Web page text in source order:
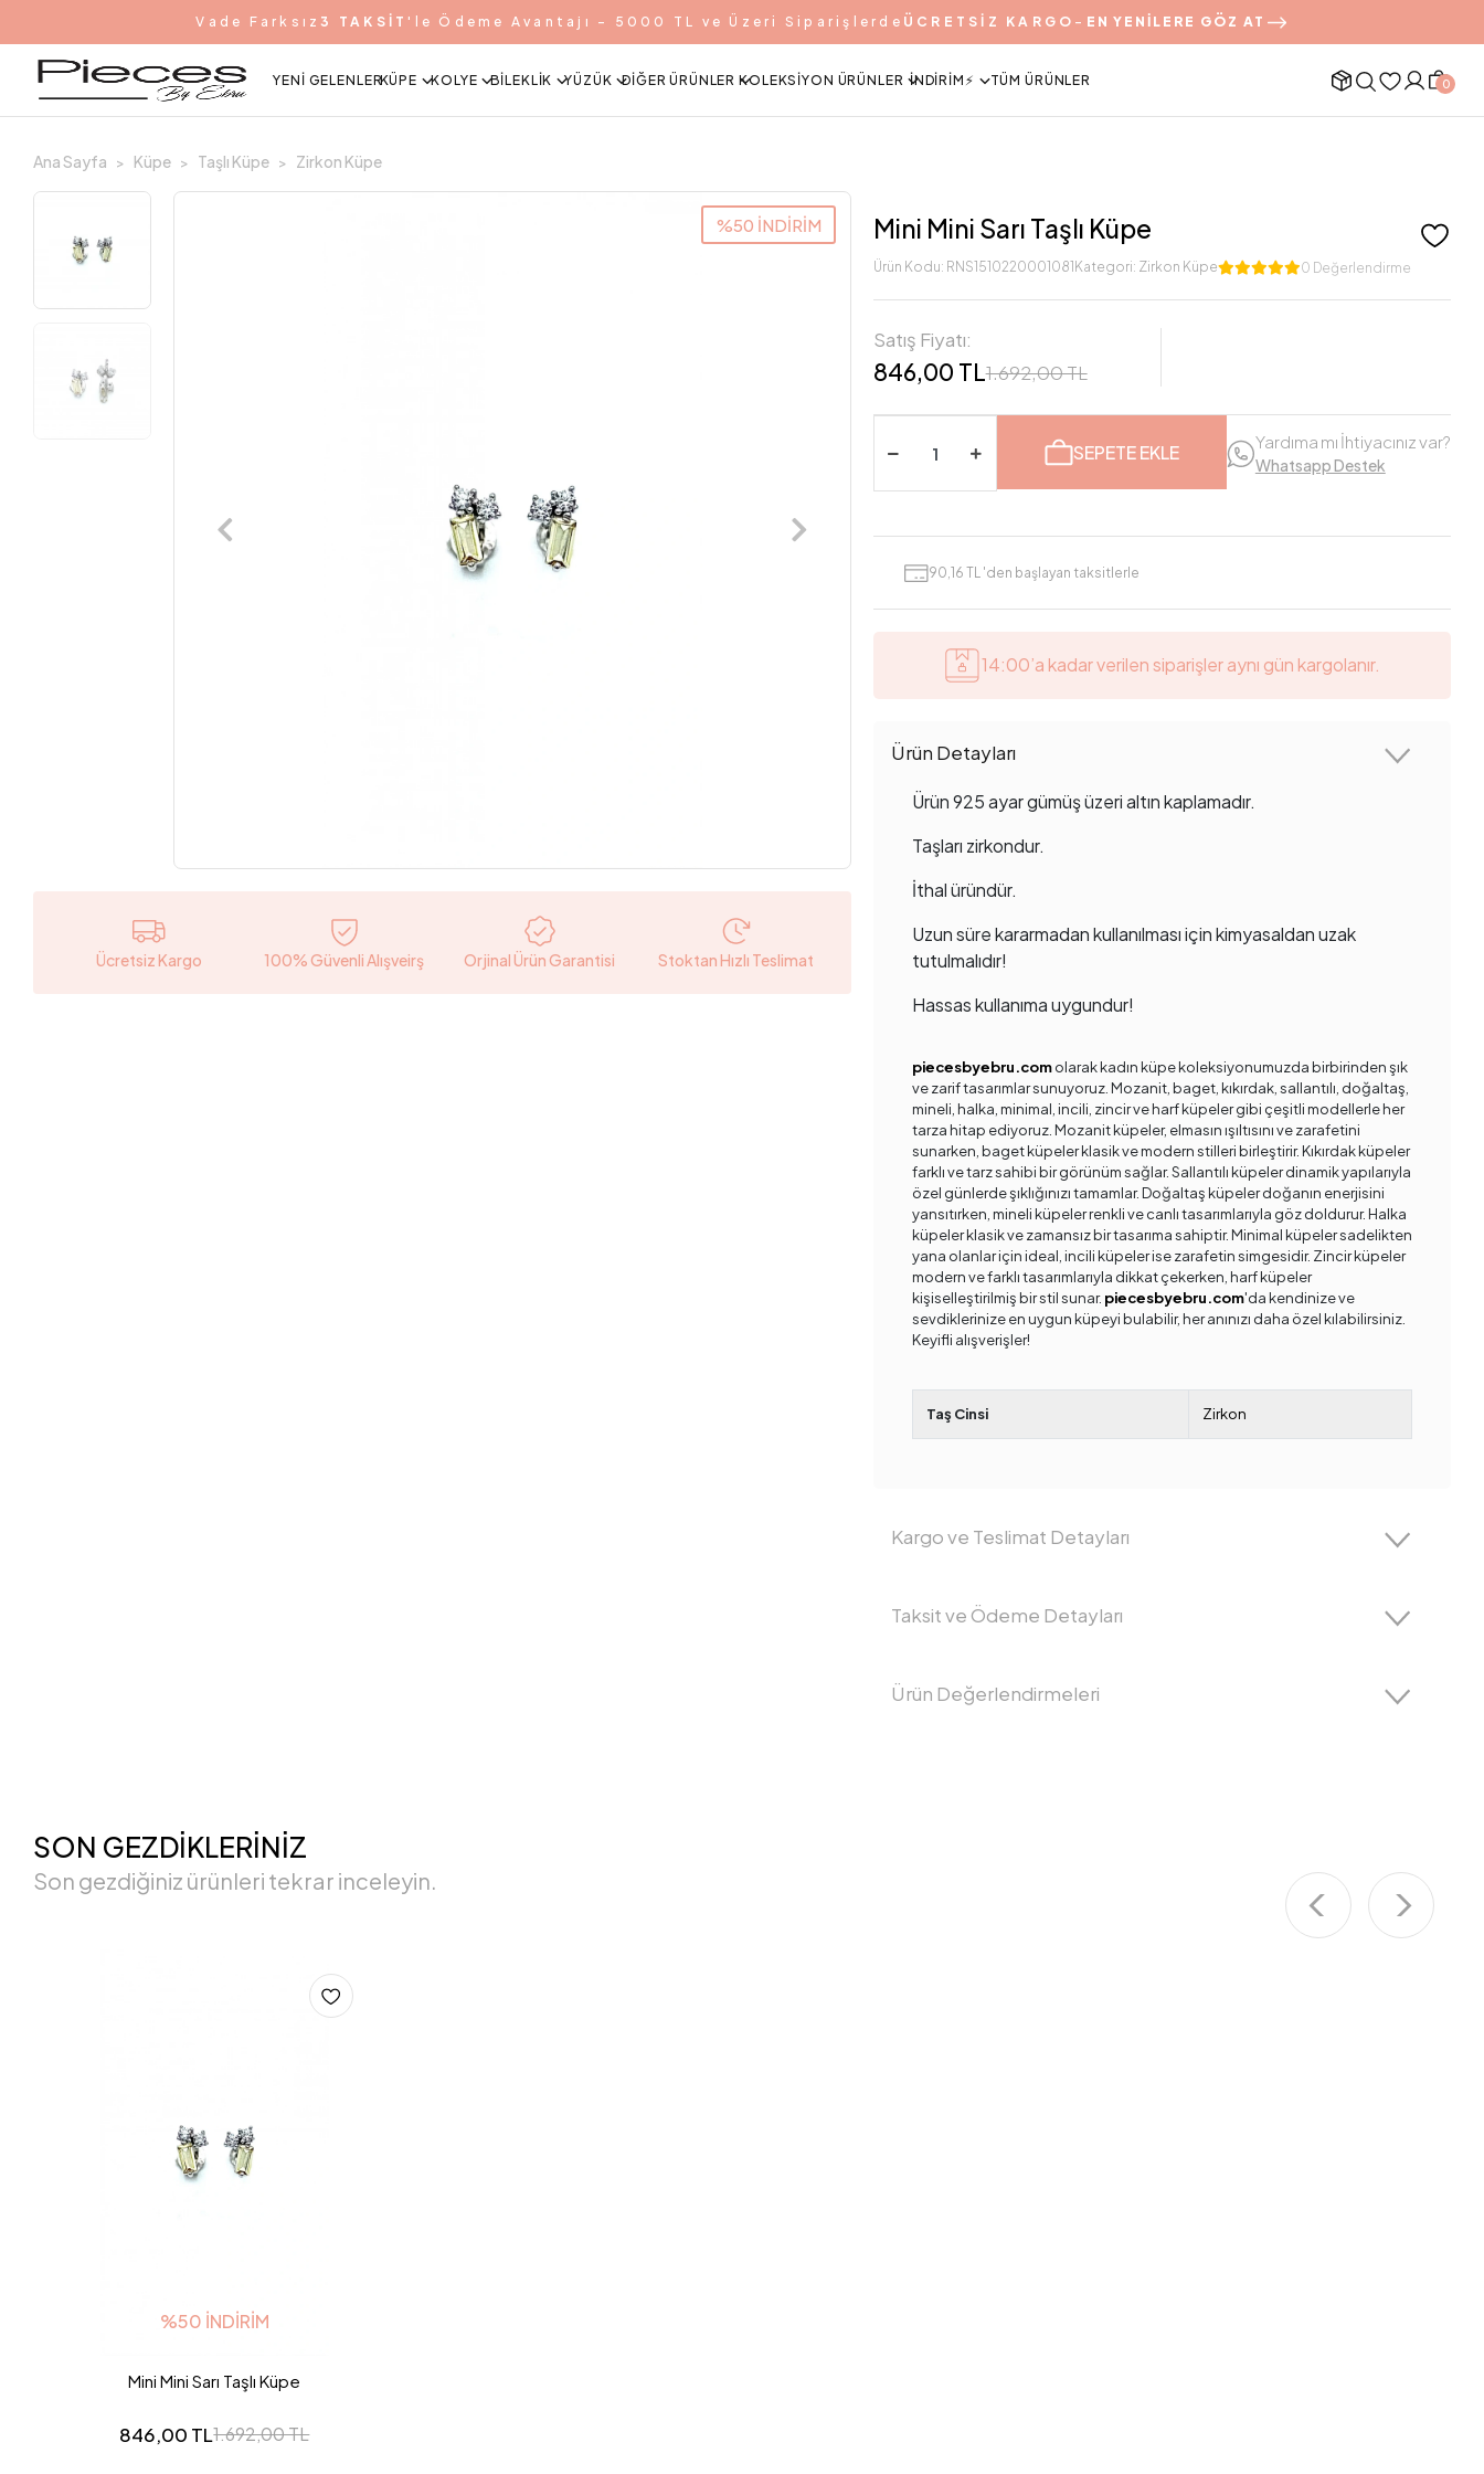
Vade Farksız 3 TAKSİT 'le Ödeme Avantajı - 5000 TL ve Üzeri Siparişlerde ÜCRETSİZ KARGO - EN YENİLERE GÖZ AT
YENI GELENLERKÜPE KOLYE BILEKLIK YÜZÜK DIĞER ÜRÜNLER KOLEKSIYON ÜRÜNLER İNDIRIM⚡️ TÜM ÜRÜNLER 0
Ana Sayfa Küpe Taşlı Küpe Zirkon Küpe
%50 İNDİRİM
Ücretsiz Kargo 100% Güvenli Alışveirş Orjinal Ürün Garantisi Stoktan Hızlı Teslimat
Mini Mini Sarı Taşlı Küpe
Ürün Kodu: RNS1510220001081 Kategori: Zirkon Küpe 0 Değerlendirme
Satış Fiyatı:
846,00 TL1.692,00 TL
SEPETE EKLE Yardıma mı İhtiyacınız var?
Whatsapp Destek
90,16 TL 'den başlayan taksitlerle
14:00’a kadar verilen siparişler aynı gün kargolanır.
Ürün Detayları
Ürün 925 ayar gümüş üzeri altın kaplamadır.
Taşları zirkondur.
İthal üründür.
Uzun süre kararmadan kullanılması için kimyasaldan uzak
tutulmalıdır!
Hassas kullanıma uygundur!
piecesbyebru.comolarak kadın küpe koleksiyonumuzda birbirinden şık
ve zarif tasarımlar sunuyoruz. Mozanit, baget, kıkırdak, sallantılı, doğaltaş,
mineli, halka, minimal, incili, zincir ve harf küpeler gibi çeşitli modellerle her
tarza hitap ediyoruz. Mozanit küpeler, elmasın ışıltısını ve zarafetini
sunarken, baget küpeler klasik ve modern stilleri birleştirir. Kıkırdak küpeler
farklı ve tarz sahibi bir görünüm sağlar. Sallantılı küpeler dinamik yapılarıyla
özel günlerde şıklığınızı tamamlar. Doğaltaş küpeler doğanın enerjisini
yansıtırken, mineli küpeler renkli ve canlı tasarımlarıyla göz doldurur. Halka
küpeler klasik ve zamansız bir tasarıma sahiptir. Minimal küpeler sadelikten
yana olanlar için ideal, incili küpeler ise zarafetin simgesidir. Zincir küpeler
modern ve farklı tasarımlarıyla dikkat çekerken, harf küpeler
kişiselleştirilmiş bir stil sunar. piecesbyebru.com'da kendinize ve
sevdiklerinize en uygun küpeyi bulabilir, her anınızı daha özel kılabilirsiniz.
Keyifli alışverişler!
Taş Cinsi Zirkon
Kargo ve Teslimat Detayları
Taksit ve Ödeme Detayları
Ürün Değerlendirmeleri
SON GEZDİKLERİNİZ
Son gezdiğiniz ürünleri tekrar inceleyin.
%50 İNDIRIM
Mini Mini Sarı Taşlı Küpe
846,00 TL1.692,00 TL